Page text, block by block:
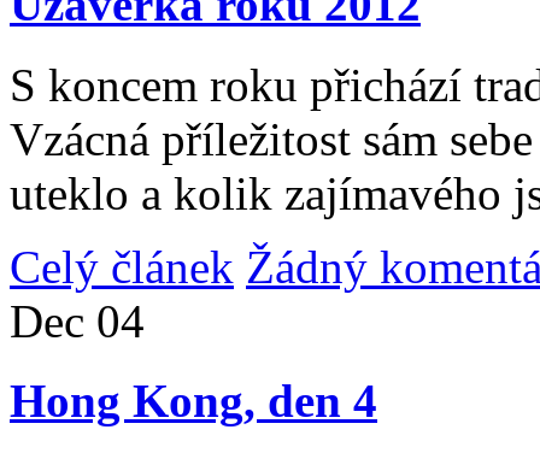
S koncem roku přichází
Vzácná příležitost sám
uteklo a kolik zajímavého
Celý článek Žádný
Dec 04
Hong Kong, den 4